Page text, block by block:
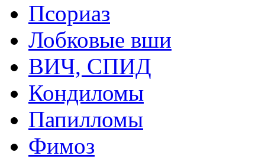
Псориаз
Лобковые вши
ВИЧ, СПИД
Кондиломы
Папилломы
Фимоз